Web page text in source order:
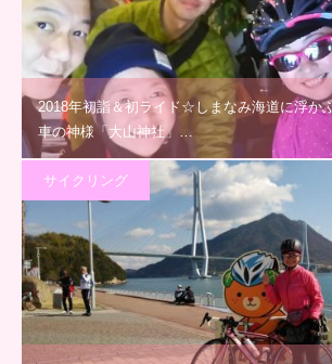
2018年初詣＆初ライド☆しまなみ海道に浮か
車の神様「大山神社」…
サイクリング